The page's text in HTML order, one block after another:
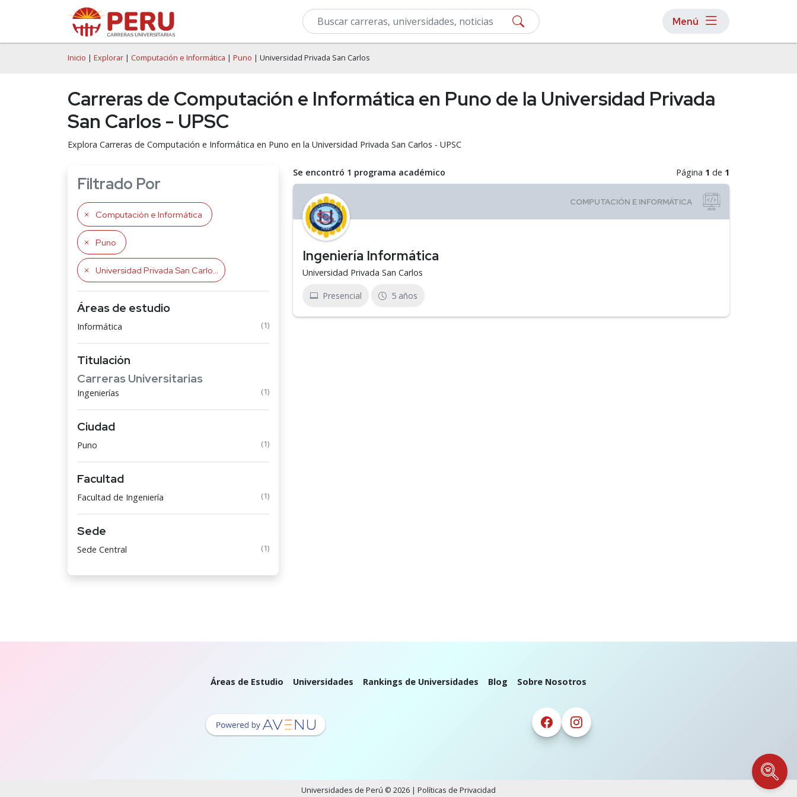
Menú
Inicio | Explorar | Computación e Informática | Puno | Universidad Privada San Carlos
Carreras de Computación e Informática en Puno de la Universidad Privada
San Carlos - UPSC
Explora Carreras de Computación e Informática en Puno en la Universidad Privada San Carlos - UPSC
Filtrado Por
Computación e Informática
Puno
Universidad Privada San Carlos
Áreas de estudio
Informática (1)
Titulación
Carreras Universitarias
Ingenierías (1)
Ciudad
Puno (1)
Facultad
Facultad de Ingeniería (1)
Sede
Sede Central (1)
Se encontró 1 programa académico Página 1 de 1
Ingeniería Informática
Universidad Privada San Carlos
Presencial 5 años
Áreas de Estudio Universidades Rankings de Universidades Blog Sobre Nosotros
Universidades de Perú © 2026 | Políticas de Privacidad